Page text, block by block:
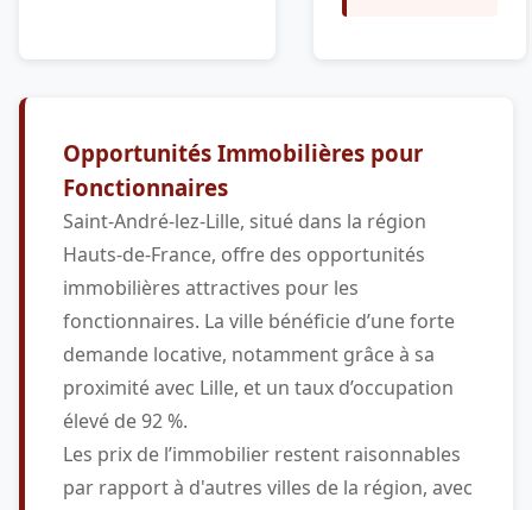
Opportunités Immobilières pour
Fonctionnaires
Saint-André-lez-Lille, situé dans la région
Hauts-de-France, offre des opportunités
immobilières attractives pour les
fonctionnaires. La ville bénéficie d’une forte
demande locative, notamment grâce à sa
proximité avec Lille, et un taux d’occupation
élevé de 92 %.
Les prix de l’immobilier restent raisonnables
par rapport à d'autres villes de la région, avec